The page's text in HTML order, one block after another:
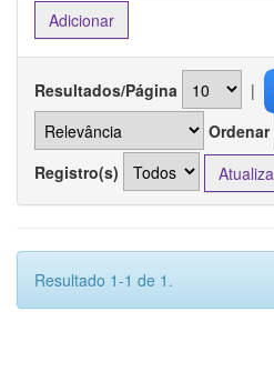
Resultados/Página |
Ordenar
Registro(s)
Resultado 1-1 de 1.